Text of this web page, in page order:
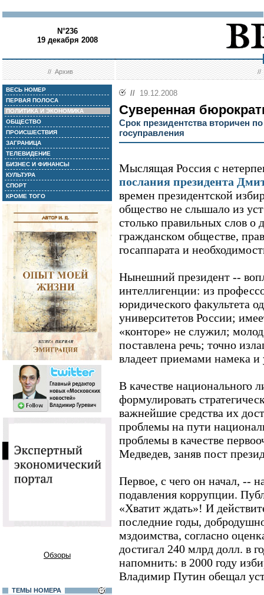
N°236
19 декабря 2008
//Архив //
ВЕСЬ НОМЕР
ПЕРВАЯ ПОЛОСА
ПОЛИТИКА И ЭКОНОМИКА
ОБЩЕСТВО
ПРОИСШЕСТВИЯ
ЗАГРАНИЦА
ТЕЛЕВИДЕНИЕ
БИЗНЕС И ФИНАНСЫ
КУЛЬТУРА
СПОРТ
КРОМЕ ТОГО
Обзоры
ТЕМЫ НОМЕРА
// 19.12.2008
Суверенная
Срок президентства вторичен
госуправления
Мыслящая Россия с
послания президента
времен президентской
общество не слышало из уст
столько правильных слов о
гражданском обществе,
госаппарата и
Нынешний президент --
интеллигенции: из
юридического факультета
университетов России;
«конторе» не служил;
поставлена речь; точно
владеет приемами намека
В качестве национального
формулировать
важнейшие средства их
проблемы на пути
проблемы в качестве
Медведев, заняв пост
Первое, с чего он начал, --
подавления коррупции.
«Хватит ждать»! И
последние годы,
мздоимства, согласно
достигал 240 млрд долл. в
напомнить: в 2000 году
Владимир Путин обещал